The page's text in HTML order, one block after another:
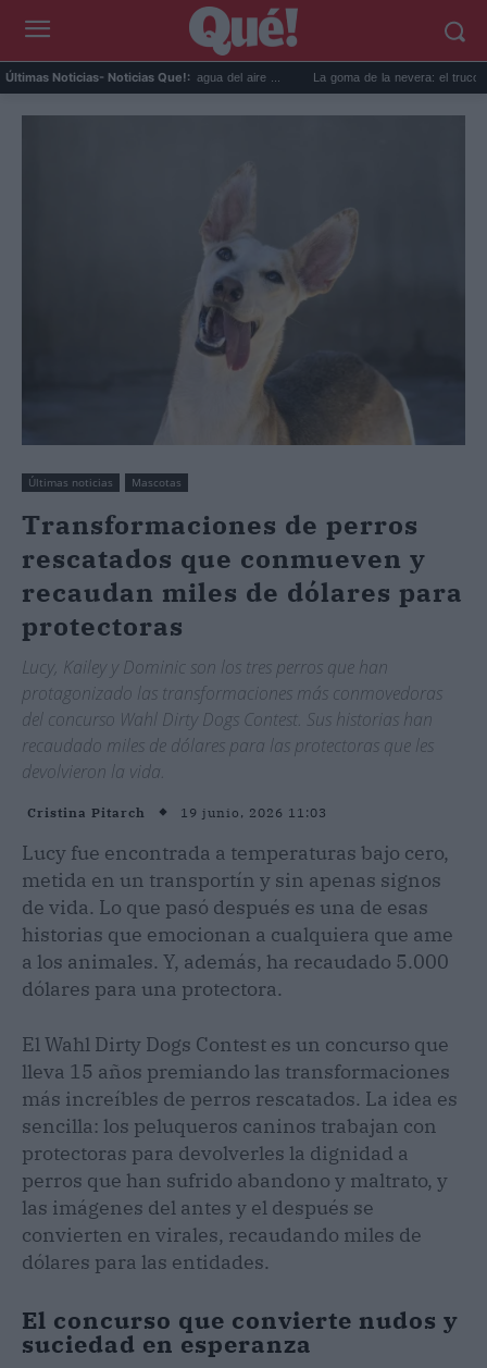
Últimas Noticias- Noticias Que!:
para reutilizar el agua del aire ... La goma de la nevera: el truco del papel
Últimas noticias Mascotas
Transformaciones de perros
rescatados que conmueven y
recaudan miles de dólares para
protectoras
Lucy, Kailey y Dominic son los tres perros que han
protagonizado las transformaciones más conmovedoras
del concurso Wahl Dirty Dogs Contest. Sus historias han
recaudado miles de dólares para las protectoras que les
devolvieron la vida.
Cristina Pitarch 19 junio, 2026 11:03
Lucy fue encontrada a temperaturas bajo cero,
metida en un transportín y sin apenas signos
de vida. Lo que pasó después es una de esas
historias que emocionan a cualquiera que ame
a los animales. Y, además, ha recaudado 5.000
dólares para una protectora.
El Wahl Dirty Dogs Contest es un concurso que
lleva 15 años premiando las transformaciones
más increíbles de perros rescatados. La idea es
sencilla: los peluqueros caninos trabajan con
protectoras para devolverles la dignidad a
perros que han sufrido abandono y maltrato, y
las imágenes del antes y el después se
convierten en virales, recaudando miles de
dólares para las entidades.
El concurso que convierte nudos y
suciedad en esperanza